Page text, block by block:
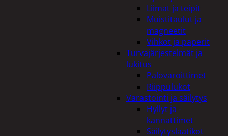
Liimat ja teipit
Muistitaulut ja
magneetit
Vihkot ja paperit
Turvajärjestelmät ja
lukitus
Palovaroittimet
Riippulukot
Varastointi ja säilytys
Hyllyt ja -
kannattimet
Säilytyslaatikot